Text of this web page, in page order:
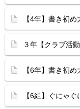
【4年】書き初め
３年【クラブ活動
【6年】書き初め
【6組】ぐにゃ